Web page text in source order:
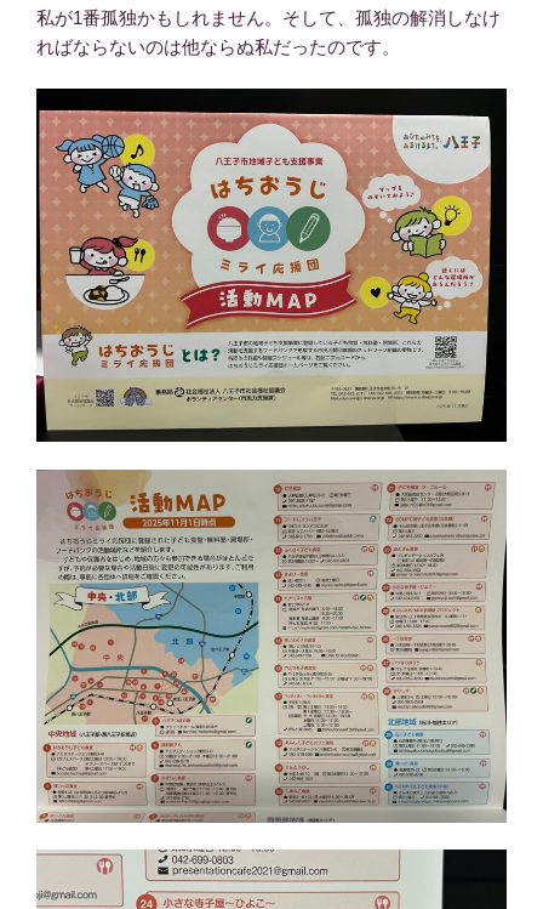
私が1番孤独かもしれません。そして、孤独の解消しなけ
ればならないのは他ならぬ私だったのです。